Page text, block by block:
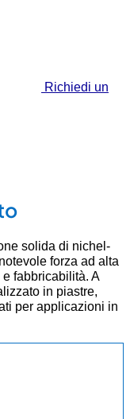
Richiedi un
solida di nichel-
forza ad alta
fabbricabilità. A
in piastre,
per applicazioni in